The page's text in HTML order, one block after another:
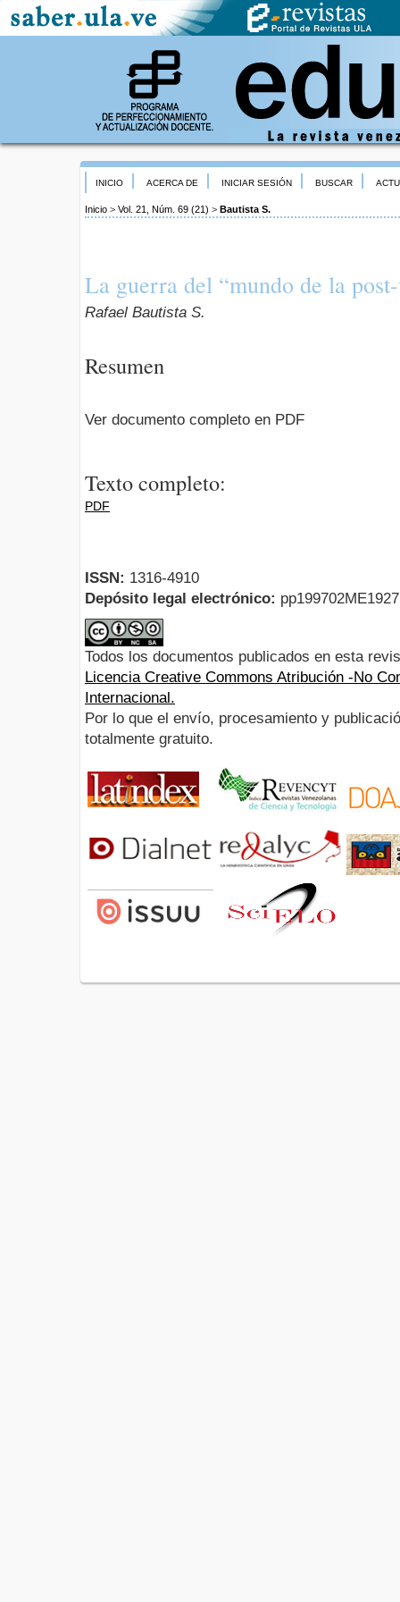
INICIO ACERCA DE INICIAR SESIÓN BUSCAR
Inicio > Vol. 21, Núm. 69 (21) > Bautista S.
La guerra del “mundo de la
Rafael Bautista S.
Resumen
Ver documento completo en PDF
Texto completo:
PDF
ISSN: 1316-4910
Depósito legal electrónico:
Todos los documentos publicados en esta
Licencia Creative Commons Atribución -No
Internacional.
Por lo que el envío, procesamiento y
totalmente gratuito.